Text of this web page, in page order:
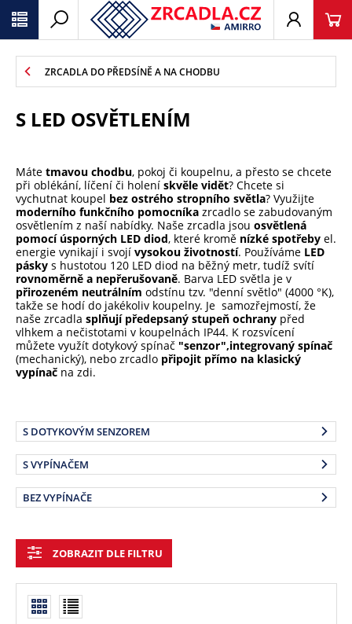
ZRCADLA DO PŘEDSÍNĚ A NA CHODBU
S LED OSVĚTLENÍM
Máte tmavou chodbu, pokoj či koupelnu, a přesto se chcete
při oblékání, líčení či holení skvěle vidět? Chcete si
vychutnat koupel bez ostrého stropního světla? Využijte
moderního funkčního pomocníka zrcadlo se zabudovaným
osvětlením z naší nabídky. Naše zrcadla jsou osvětlená
pomocí úsporných LED diod, které kromě nízké spotřeby el.
energie vynikají i svojí vysokou životností. Používáme LED
pásky s hustotou 120 LED diod na běžný metr, tudíž svítí
rovnoměrně a nepřerušovaně. Barva LED světla je v
přirozeném neutrálním odstínu tzv. "denní světlo" (4000 °K),
takže se hodí do jakékoliv koupelny. Je samozřejmostí, že
naše zrcadla splňují předepsaný stupeň ochrany před
vlhkem a nečistotami v koupelnách IP44. K rozsvícení
můžete využít dotykový spínač "senzor",integrovaný spínač
(mechanický), nebo zrcadlo připojit přímo na klasický
vypínač na zdi.
S DOTYKOVÝM SENZOREM
S VYPÍNAČEM
BEZ VYPÍNAČE
ZOBRAZIT DLE FILTRU